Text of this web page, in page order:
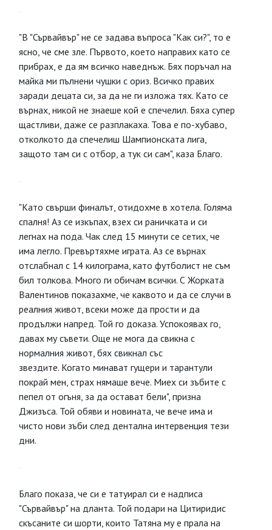
"В "Сървайвър" не се задава въпроса "Как си?", то е
ясно, че сме зле. Първото, което направих като се
прибрах, е да ям всичко наведнъж. Бях поръчал на
майка ми пълнени чушки с ориз. Всичко правих
заради децата си, за да не ги изложа тях. Като се
върнах, никой не знаеше кой е спечелил. Бяха супер
щастливи, даже се разплакаха. Това е по-хубаво,
отколкото да спечелиш Шампионската лига,
защото там си с отбор, а тук си сам", каза Благо.
"Като свърши финалът, отидохме в хотела. Голяма
спалня! Аз се изкъпах, взех си раничката и си
легнах на пода. Чак след 15 минути се сетих, че
има легло. Превъртяхме играта. Аз се върнах
отслабнал с 14 килограма, като футболист не съм
бил толкова. Много ги обичам всички. С Жорката
Валентинов показахме, че каквото и да се случи в
реалния живот, всеки може да прости и да
продължи напред. Той го доказа. Успокоявах го,
давах му съвети. Още не мога да свикна с
нормалния живот, бях свикнал със
звездите. Когато минават гущери и тарантули
покрай мен, страх нямаше вече. Миех си зъбите с
пепел от огъня, за да остават бели", призна
Джизъса. Той обяви и новината, че вече има и
чисто нови зъби след дентална интервенция тези
дни.
Благо показа, че си е татуирал си е надписа
"Сървайвър" на дланта. Той подари на Цитиридис
скъсаните си шорти, които Татяна му е прала на